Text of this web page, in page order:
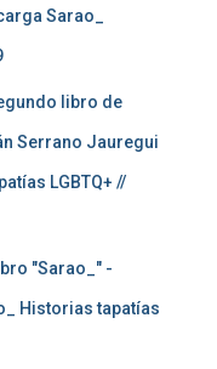
Sarao_
libro de
Serrano Jauregui
LGBTQ+ //
"Sarao_" -
Historias tapatías